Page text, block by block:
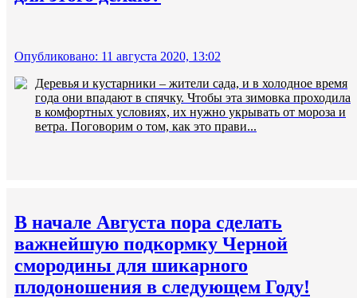
Опубликовано: 11 августа 2020, 13:02
Деревья и кустарники – жители сада, и в холодное время
года они впадают в спячку. Чтобы эта зимовка проходила
в комфортных условиях, их нужно укрывать от мороза и
ветра. Поговорим о том, как это прави...
В начале Августа пора сделать
важнейшую подкормку Черной
смородины для шикарного
плодоношения в следующем Году!